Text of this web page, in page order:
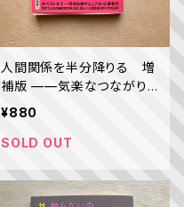
人間関係を半分降りる 増
補版 ——気楽なつながり
の作り方／鶴見 済
¥880
SOLD OUT